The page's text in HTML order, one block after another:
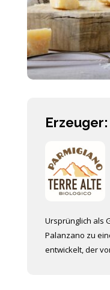
Ursprünglich als
Palanzano zu
entwickelt, der